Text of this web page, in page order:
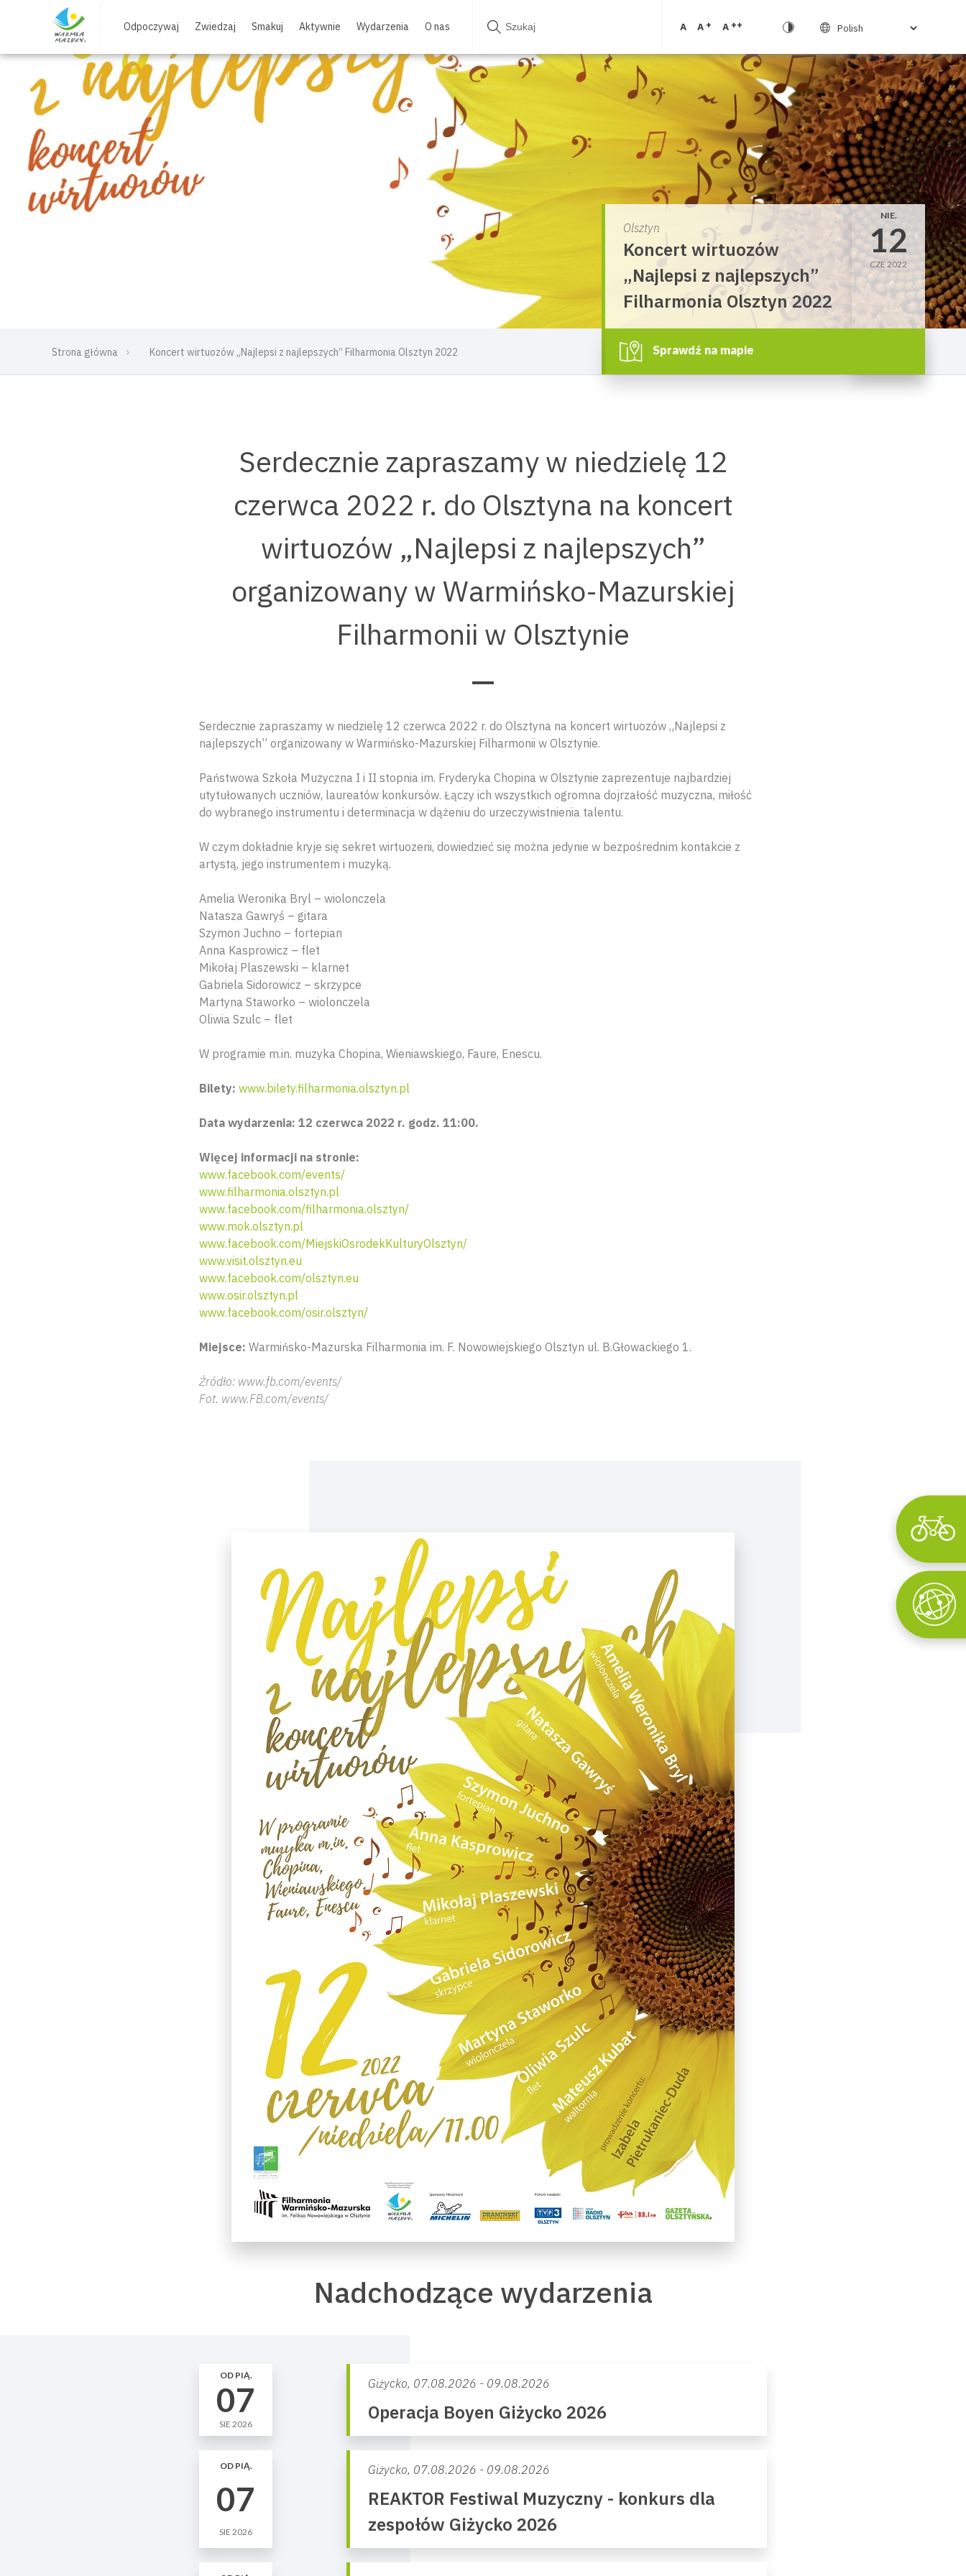
Odpoczywaj Zwiedzaj Smakuj Aktywnie Wydarzenia O nas A A + A ++
Strona główna Koncert wirtuozów „Najlepsi z najlepszych” Filharmonia Olsztyn 2022
Olsztyn
Koncert wirtuozów
„Najlepsi z najlepszych”
Filharmonia Olsztyn 2022
NIE.
12
CZE 2022
Sprawdź na mapie
Serdecznie zapraszamy w niedzielę 12
czerwca 2022 r. do Olsztyna na koncert
wirtuozów „Najlepsi z najlepszych”
organizowany w Warmińsko-Mazurskiej
Filharmonii w Olsztynie
Serdecznie zapraszamy w niedzielę 12 czerwca 2022 r. do Olsztyna na koncert wirtuozów „Najlepsi z
najlepszych” organizowany w Warmińsko-Mazurskiej Filharmonii w Olsztynie.
Państwowa Szkoła Muzyczna I i II stopnia im. Fryderyka Chopina w Olsztynie zaprezentuje najbardziej
utytułowanych uczniów, laureatów konkursów. Łączy ich wszystkich ogromna dojrzałość muzyczna, miłość
do wybranego instrumentu i determinacja w dążeniu do urzeczywistnienia talentu.
W czym dokładnie kryje się sekret wirtuozerii, dowiedzieć się można jedynie w bezpośrednim kontakcie z
artystą, jego instrumentem i muzyką.
Amelia Weronika Bryl – wiolonczela
Natasza Gawryś – gitara
Szymon Juchno – fortepian
Anna Kasprowicz – flet
Mikołaj Plaszewski – klarnet
Gabriela Sidorowicz – skrzypce
Martyna Staworko – wiolonczela
Oliwia Szulc – flet
W programie m.in. muzyka Chopina, Wieniawskiego, Faure, Enescu.
Bilety: www.bilety.filharmonia.olsztyn.pl
Data wydarzenia: 12 czerwca 2022 r. godz. 11:00.
Więcej informacji na stronie:
www.facebook.com/events/
www.filharmonia.olsztyn.pl
www.facebook.com/filharmonia.olsztyn/
www.mok.olsztyn.pl
www.facebook.com/MiejskiOsrodekKulturyOlsztyn/
www.visit.olsztyn.eu
www.facebook.com/olsztyn.eu
www.osir.olsztyn.pl
www.facebook.com/osir.olsztyn/
Miejsce: Warmińsko-Mazurska Filharmonia im. F. Nowowiejskiego Olsztyn ul. B.Głowackiego 1.
Źródło: www.fb.com/events/
Fot. www.FB.com/events/
Nadchodzące wydarzenia
OD PIĄ.
07
SIE 2026
Giżycko, 07.08.2026 - 09.08.2026
Operacja Boyen Giżycko 2026
OD PIĄ.
07
SIE 2026
Giżycko, 07.08.2026 - 09.08.2026
REAKTOR Festiwal Muzyczny - konkurs dla
zespołów Giżycko 2026
Wyszukaj